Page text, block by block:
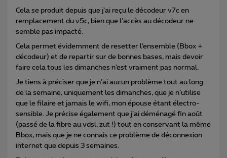
Cela se produit depuis que j’ai reçu le décodeur v7c en
remplacement du v5c, bien que l’accès au décodeur ne
semble pas impacté.
Cela permet évidemment de resetter l’ensemble (Bbox +
décodeur) et de repartir sur de bonnes bases, mais devoir
faire cela tous les dimanches n’est vraiment pas normal.
Je tiens à préciser que je n’ai aucun problème tout au long
de la semaine, uniquement les dimanches, que je n’utilise
que le filaire et jamais le wifi, mon épouse étant électro-
sensible. Je précise également que j’ai déménagé fin août
(passé de la fibre au vdsl, zut !) tout en conservant la même
Bbox, mais que je ne connais ce problème de déconnexion
internet que depuis 3 semaines.